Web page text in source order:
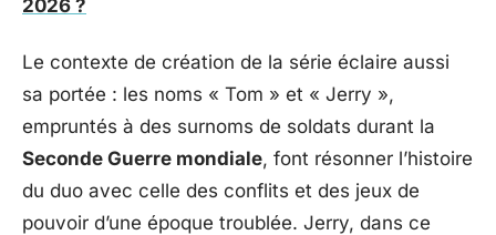
2026 ?
Le contexte de création de la série éclaire aussi
sa portée : les noms « Tom » et « Jerry »,
empruntés à des surnoms de soldats durant la
Seconde Guerre mondiale, font résonner l’histoire
du duo avec celle des conflits et des jeux de
pouvoir d’une époque troublée. Jerry, dans ce